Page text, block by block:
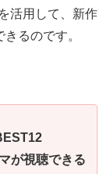
活用して、新作
るのです。
が視聴できる